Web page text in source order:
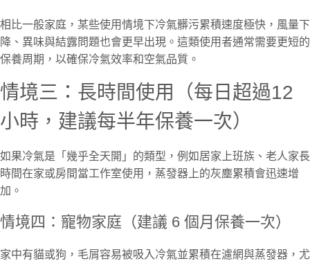
相比一般家庭，某些使用情境下冷氣髒污累積速度極快，風量下
降、異味與結露問題也會更早出現。這類使用者通常需要更短的
保養周期，以確保冷氣效率和空氣品質。
情境三：長時間使用（每日超過12
小時，建議每半年保養一次）
如果冷氣是「幾乎全天開」的類型，例如居家上班族、老人家長
時間在家或房間當工作室使用，蒸發器上的灰塵累積會迅速增
加。
情境四：寵物家庭（建議 6 個月保養一次）
家中有貓或狗，毛屑容易被吸入冷氣並累積在濾網與蒸發器，尤